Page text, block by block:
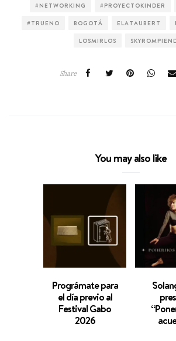
#NETWORKING #PROYECTOKINDER
#TRUENO BOGOTÁ ELATAUBERT
LOSMIRLOS
Share
You may also like
Prográmate para
el día previo al
Festival Gabo
2026